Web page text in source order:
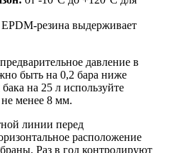
EPDM-резина выдерживает
давление в
быть на 0,2 бара ниже
на 25 л используйте
менее 8 мм.
линии перед
расположение
Раз в год контролируют